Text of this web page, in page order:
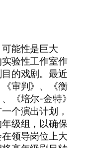
能性是巨大
验性工作室作
的戏剧。最近
审判》、《衡
《培尔-金特》
个演出计划，
级组，以确保
领导岗位上大